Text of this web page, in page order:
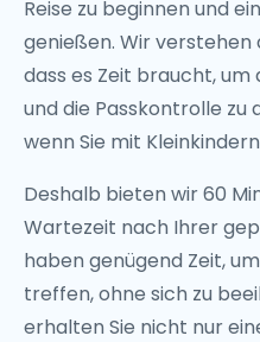
Reise zu beginnen und
genießen. Wir verstehen
dass es Zeit braucht,
und die Passkontrolle zu
wenn Sie mit
Deshalb bieten wir 60
Wartezeit nach Ihrer
haben genügend Zeit,
treffen, ohne sich zu
erhalten Sie nicht nur